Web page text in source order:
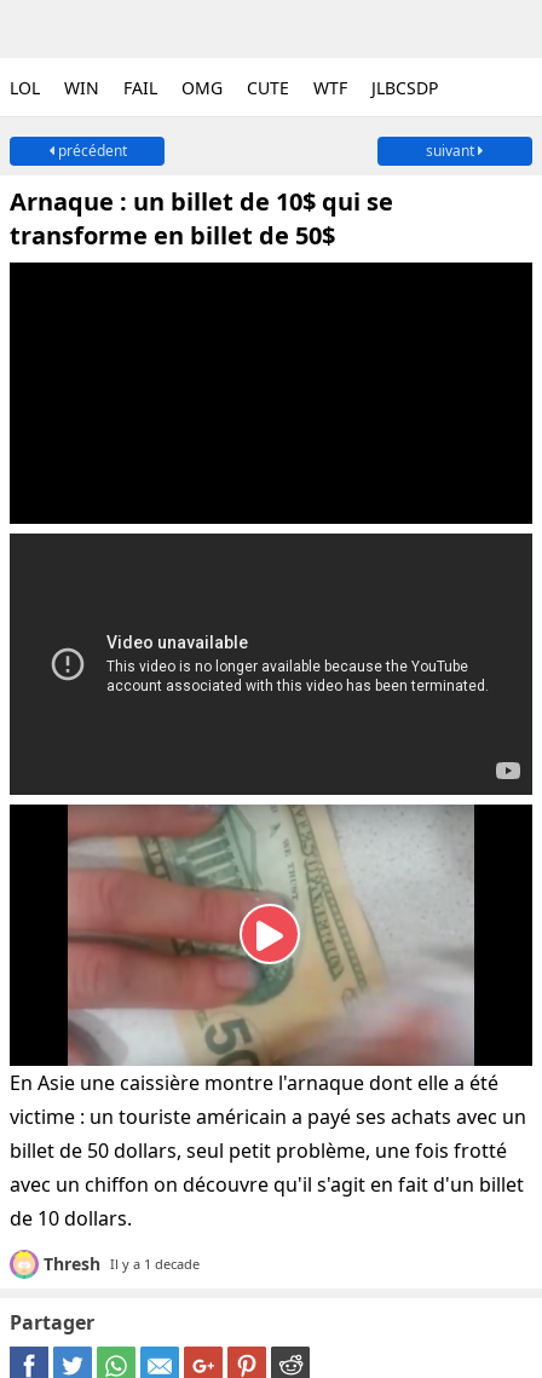
LOL WIN FAIL OMG CUTE WTF JLBCSDP
précédent suivant
Arnaque : un billet de 10$ qui se
transforme en billet de 50$
En Asie une caissière montre l'arnaque dont elle a été
victime : un touriste américain a payé ses achats avec un
billet de 50 dollars, seul petit problème, une fois frotté
avec un chiffon on découvre qu'il s'agit en fait d'un billet
de 10 dollars.
Thresh Il y a 1 decade
Partager